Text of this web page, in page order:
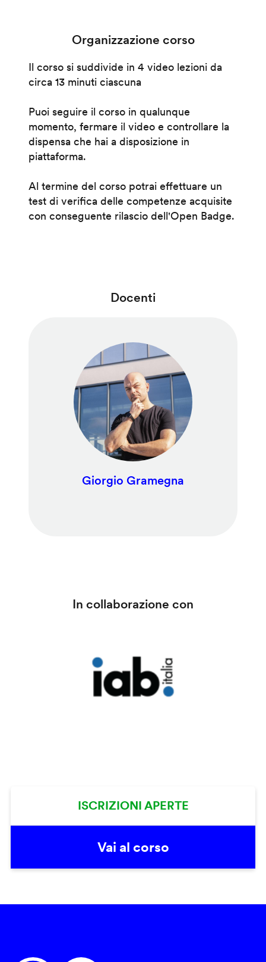
Organizzazione corso
Il corso si suddivide in 4 video lezioni da
circa 13 minuti ciascuna
Puoi seguire il corso in qualunque
momento, fermare il video e controllare la
dispensa che hai a disposizione in
piattaforma.
Al termine del corso potrai effettuare un
test di verifica delle competenze acquisite
con conseguente rilascio dell'Open Badge.
Docenti
Giorgio Gramegna
In collaborazione con
ISCRIZIONI APERTE
Vai al corso